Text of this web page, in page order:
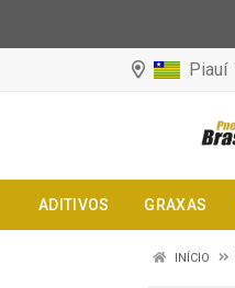
Piauí
ADITIVOS GRAXAS
INÍCIO